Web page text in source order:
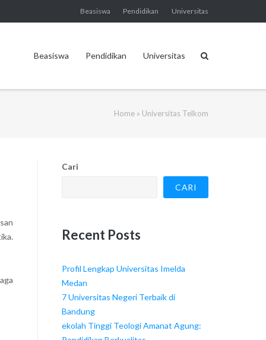
Beasiswa Pendidikan Universitas
Beasiswa Pendidikan Universitas
Home » Universitas Telkom
Cari
CARI
Recent Posts
Profil Lengkap Universitas Imelda
Medan
7 Universitas Negeri Terbaik di
Bandung
ekolah Tinggi Teologi Amanat Agung: